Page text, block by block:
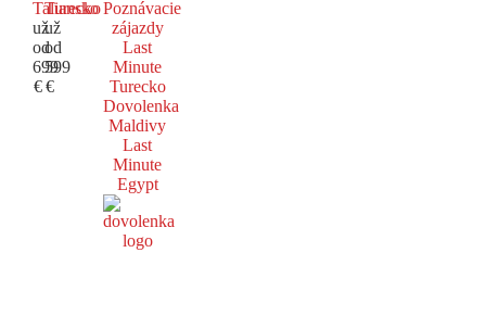
Taliansko
už
od
699
€
Turecko
už
od
599
€
Poznávacie
zájazdy
Last
Minute
Turecko
Dovolenka
Maldivy
Last
Minute
Egypt